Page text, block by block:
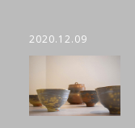
2020.12.09